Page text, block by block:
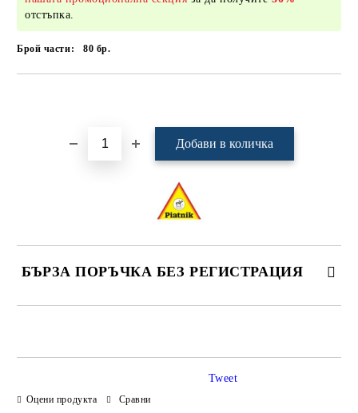
отстъпка.
Брой части: 80 бр.
БЪРЗА ПОРЪЧКА БЕЗ РЕГИСТРАЦИЯ
Оцени продукта Сравни
Tweet